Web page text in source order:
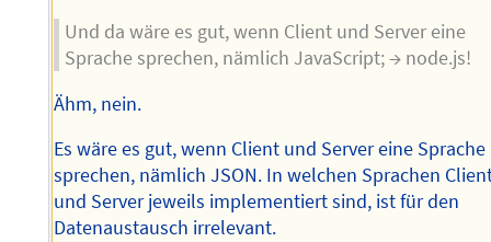
Und da wäre es gut, wenn Client und Server eine
Sprache sprechen, nämlich JavaScript; → node.js!
Ähm, nein.
Es wäre es gut, wenn Client und Server eine Sprache
sprechen, nämlich JSON. In welchen Sprachen
und Server jeweils implementiert sind, ist für den
Datenaustausch irrelevant.